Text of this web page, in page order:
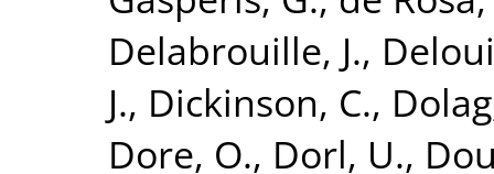
Delabrouille, J.,
J., Dickinson, C.,
Dore, O., Dorl, U.,